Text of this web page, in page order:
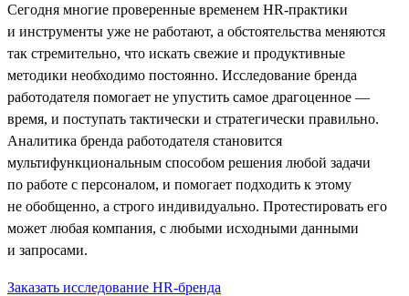
Сегодня многие проверенные временем HR-практики
и инструменты уже не работают, а обстоятельства меняются
так стремительно, что искать свежие и продуктивные
методики необходимо постоянно. Исследование бренда
работодателя помогает не упустить самое драгоценное —
время, и поступать тактически и стратегически правильно.
Аналитика бренда работодателя становится
мультифункциональным способом решения любой задачи
по работе с персоналом, и помогает подходить к этому
не обобщенно, а строго индивидуально. Протестировать его
может любая компания, с любыми исходными данными
и запросами.
Заказать исследование HR-бренда